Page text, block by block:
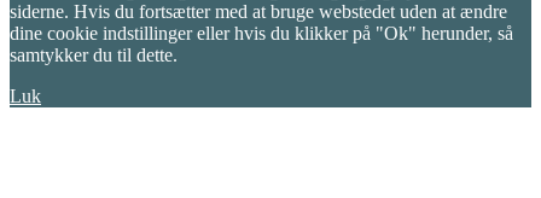
siderne. Hvis du fortsætter med at bruge webstedet uden at ændre
dine cookie indstillinger eller hvis du klikker på "Ok" herunder, så
samtykker du til dette.
Luk